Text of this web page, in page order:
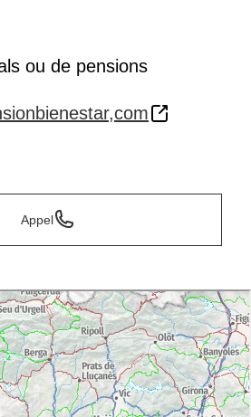
ou de pensions
Appel